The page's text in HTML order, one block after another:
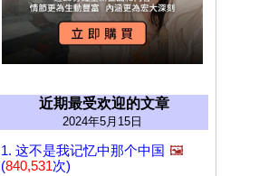
近期最受欢迎的文章
2024年5月15日
1. 这不是我记忆中那个中国 🖼️
(840,531次)